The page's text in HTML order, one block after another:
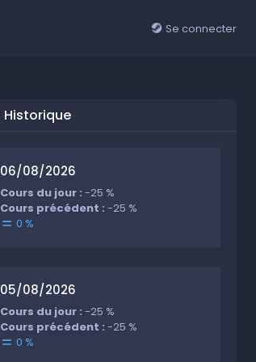
Se connecter
Historique
06/08/2026
Cours du jour :-25 %
Cours précédent :-25 %
0 %
05/08/2026
Cours du jour :-25 %
Cours précédent :-25 %
0 %